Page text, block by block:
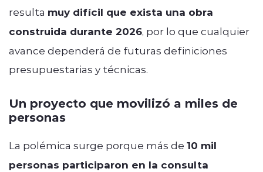
resulta muy difícil que exista una obra
construida durante 2026, por lo que cualquier
avance dependerá de futuras definiciones
presupuestarias y técnicas.
Un proyecto que movilizó a miles de
personas
La polémica surge porque más de 10 mil
personas participaron en la consulta